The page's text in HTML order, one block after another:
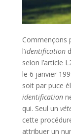
Commençons
l’identification
selon l’article
le 6 janvier
soit par puce
identification
qui. Seul un
cette
attribuer un